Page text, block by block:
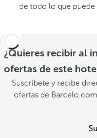
de todo lo que
¿Quieres recibir al
ofertas de este
Suscríbete y recibe
ofertas de